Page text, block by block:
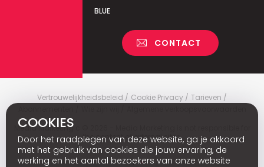
BLUE
CONTACT
Vertrouwelijkheidsbeleid Cookie Privacy
Tarieven
Media Marketing
the content of external sites.
Fr
COOKIES
Door het raadplegen van deze website, ga je akkoord
met het gebruik van cookies die jouw ervaring, de
werking en het aantal bezoekers van onze website